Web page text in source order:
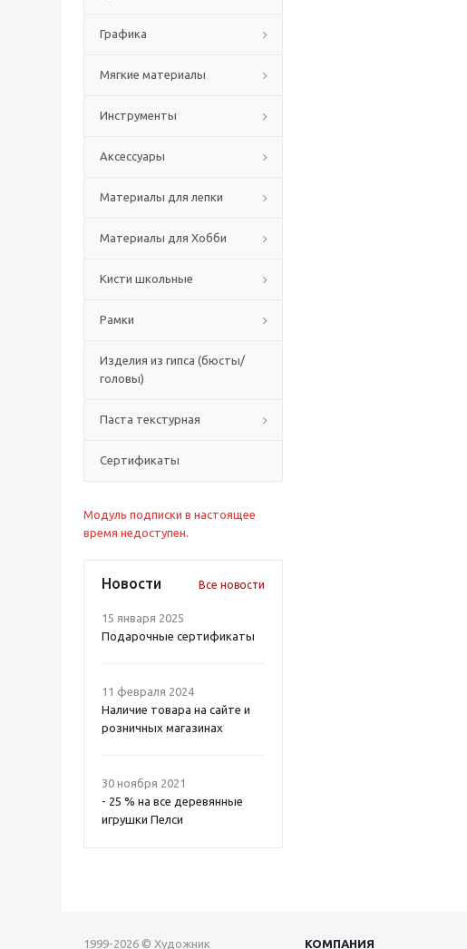
Графика
Мягкие материалы
Инструменты
Аксессуары
Материалы для лепки
Материалы для Хобби
Кисти школьные
Рамки
Изделия из гипса (бюсты/
головы)
Паста текстурная
Сертификаты
Модуль подписки в настоящее
время недоступен.
Новости Все новости
15 января 2025
Подарочные сертификаты
11 февраля 2024
Наличие товара на сайте и
розничных магазинах
30 ноября 2021
- 25 % на все деревянные
игрушки Пелси
1999-2026 © Художник КОМПАНИЯ